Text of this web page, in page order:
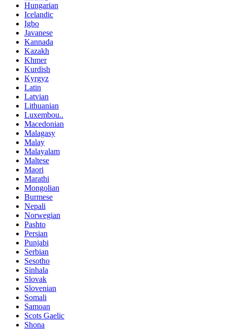
Hungarian
Icelandic
Igbo
Javanese
Kannada
Kazakh
Khmer
Kurdish
Kyrgyz
Latin
Latvian
Lithuanian
Luxembou..
Macedonian
Malagasy
Malay
Malayalam
Maltese
Maori
Marathi
Mongolian
Burmese
Nepali
Norwegian
Pashto
Persian
Punjabi
Serbian
Sesotho
Sinhala
Slovak
Slovenian
Somali
Samoan
Scots Gaelic
Shona